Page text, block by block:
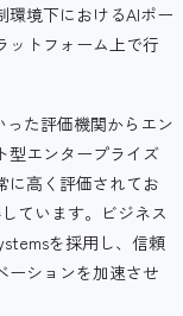
環境下におけるAIポー
ットフォーム上で行
た評価機関からエン
型エンタープライズ
に高く評価されてお
ています。ビジネス
を採用し、信頼
ーションを加速させ